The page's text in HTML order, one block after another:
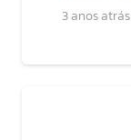
3 anos atrás